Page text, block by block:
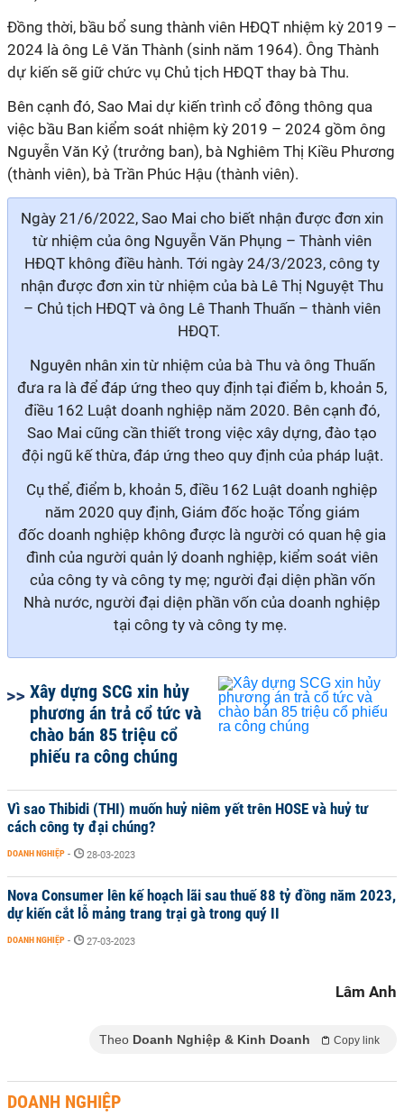
Đồng thời, bầu bổ sung thành viên HĐQT nhiệm kỳ 2019 –
2024 là ông Lê Văn Thành (sinh năm 1964). Ông Thành
dự kiến sẽ giữ chức vụ Chủ tịch HĐQT thay bà Thu.
Bên cạnh đó, Sao Mai dự kiến trình cổ đông thông qua
việc bầu Ban kiểm soát nhiệm kỳ 2019 – 2024 gồm ông
Nguyễn Văn Kỷ (trưởng ban), bà Nghiêm Thị Kiều Phương
(thành viên), bà Trần Phúc Hậu (thành viên).
Ngày 21/6/2022, Sao Mai cho biết nhận được đơn xin
từ nhiệm của ông Nguyễn Văn Phụng – Thành viên
HĐQT không điều hành. Tới ngày 24/3/2023, công ty
nhận được đơn xin từ nhiệm của bà Lê Thị Nguyệt Thu
– Chủ tịch HĐQT và ông Lê Thanh Thuấn – thành viên
HĐQT.
Nguyên nhân xin từ nhiệm của bà Thu và ông Thuấn
đưa ra là để đáp ứng theo quy định tại điểm b, khoản 5,
điều 162 Luật doanh nghiệp năm 2020. Bên cạnh đó,
Sao Mai cũng cần thiết trong việc xây dựng, đào tạo
đội ngũ kế thừa, đáp ứng theo quy định của pháp luật.
Cụ thể, điểm b, khoản 5, điều 162 Luật doanh nghiệp
năm 2020 quy định, Giám đốc hoặc Tổng giám
đốc doanh nghiệp không được là người có quan hệ gia
đình của người quản lý doanh nghiệp, kiểm soát viên
của công ty và công ty mẹ; người đại diện phần vốn
Nhà nước, người đại diện phần vốn của doanh nghiệp
tại công ty và công ty mẹ.
Xây dựng SCG xin hủy
phương án trả cổ tức và
chào bán 85 triệu cổ
phiếu ra công chúng
Vì sao Thibidi (THI) muốn huỷ niêm yết trên HOSE và huỷ tư
cách công ty đại chúng?
DOANH NGHIỆP - 28-03-2023
Nova Consumer lên kế hoạch lãi sau thuế 88 tỷ đồng năm 2023,
dự kiến cắt lỗ mảng trang trại gà trong quý II
DOANH NGHIỆP - 27-03-2023
Lâm Anh
Theo Doanh Nghiệp & Kinh Doanh Copy link
DOANH NGHIỆP